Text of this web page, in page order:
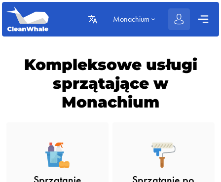
Monachium
Kompleksowe usługi
sprzątające w
Monachium